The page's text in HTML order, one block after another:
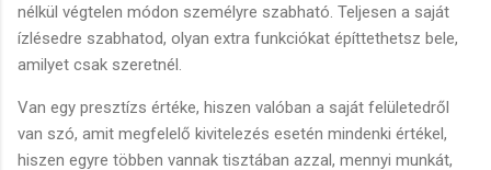
nélkül végtelen módon személyre szabható. Teljesen a saját
ízlésedre szabhatod, olyan extra funkciókat építtethetsz bele,
amilyet csak szeretnél.
Van egy presztízs értéke, hiszen valóban a saját felületedről
van szó, amit megfelelő kivitelezés esetén mindenki értékel,
hiszen egyre többen vannak tisztában azzal, mennyi munkát,